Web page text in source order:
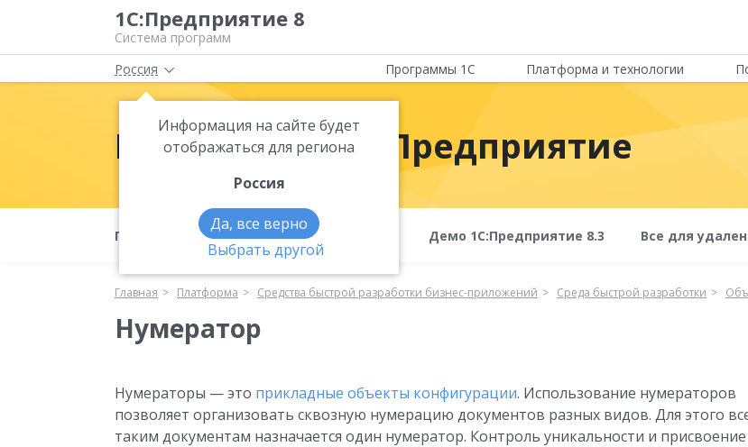
1С:Предприятие 8
Система программ
Россия
Информация на сайте будет
отображаться для региона
Россия
Да, все верно
Выбрать другой
Программы 1С Платформа и технологии
Платформа 1С:Предприятие
Полезные материалы Что нового Демо 1С:Предприятие 8.3 Все для
Главная Платформа Средства быстрой разработки бизнес-приложений Среда быстрой разработки
Нумератор
Нумераторы — это прикладные объекты конфигурации. Использование нумераторов
позволяет организовать сквозную нумерацию документов разных видов. Для этого
таким документам назначается один нумератор. Контроль уникальности и присвоение